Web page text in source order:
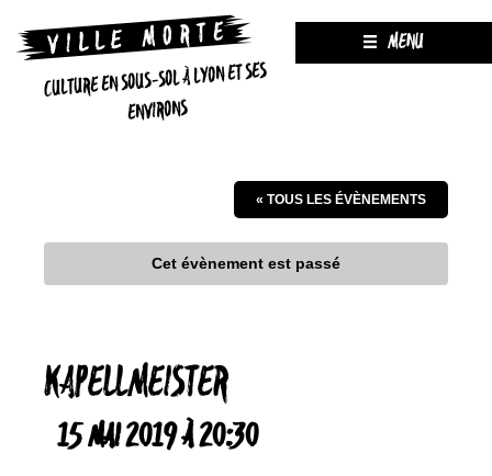
CULTURE EN SOUS-SOL À LYON ET SES
ENVIRONS
MENU
« TOUS LES ÉVÈNEMENTS
Cet évènement est passé
KAPELLMEISTER
15 MAI 2019 À 20:30